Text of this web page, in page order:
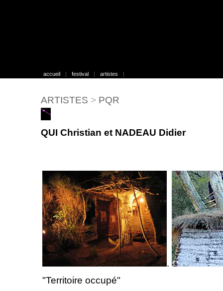
accueil | festival | artistes |
ARTISTES > PQR
QUI Christian et NADEAU Didier
.
"Territoire occupé"